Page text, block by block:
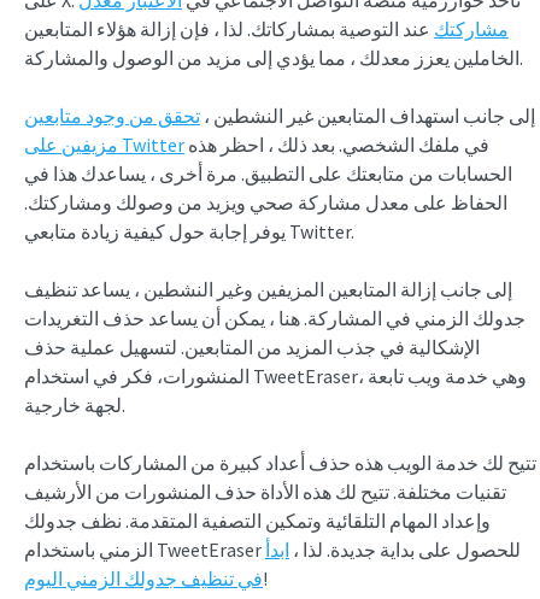
مشاركتك عند التوصية بمشاركاتك. لذا ، فإن إزالة هؤلاء المتابعين
الخاملين يعزز معدلك ، مما يؤدي إلى مزيد من الوصول والمشاركة.
إلى جانب استهداف المتابعين غير النشطين ، تحقق من وجود متابعين
مزيفين على Twitter
الحسابات من متابعتك على التطبيق. مرة أخرى ، يساعدك هذا في
الحفاظ على معدل مشاركة صحي ويزيد من وصولك ومشاركتك.
يوفر إجابة حول كيفية زيادة متابعي Twitter.
إلى جانب إزالة المتابعين المزيفين وغير النشطين ، يساعد تنظيف
جدولك الزمني في المشاركة. هنا ، يمكن أن يساعد حذف التغريدات
الإشكالية في جذب المزيد من المتابعين. لتسهيل عملية حذف
المنشورات، فكر في استخدام TweetEraser، وهي خدمة ويب تابعة
لجهة خارجية.
تتيح لك خدمة الويب هذه حذف أعداد كبيرة من المشاركات باستخدام
تقنيات مختلفة. تتيح لك هذه الأداة حذف المنشورات من الأرشيف
وإعداد المهام التلقائية وتمكين التصفية المتقدمة. نظف جدولك
الزمني باستخدام TweetEraser للحصول على بداية جديدة. لذا ، ابدأ
في تنظيف جدولك الزمني اليوم!